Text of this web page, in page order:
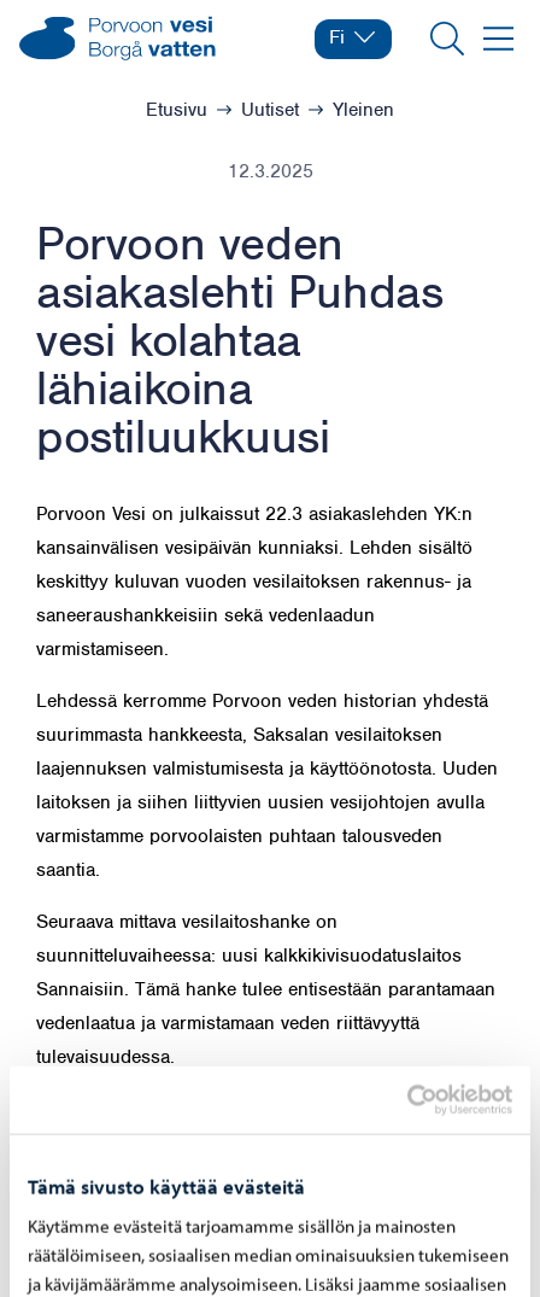
Tämä sivusto käyttää evästeitä
Käytämme evästeitä tarjoamamme sisällön ja mainosten
räätälöimiseen, sosiaalisen median ominaisuuksien tukemiseen
ja kävijämäärämme analysoimiseen. Lisäksi jaamme sosiaalisen
Siirry sisältöön Porvoon vesi – Siirry kotisivulle
Vaihda kieltä
Nykyinen kieli: Suomi
Fi
Hae
Etusivu Uutiset Yleinen
12.3.2025
Porvoon veden
asiakaslehti Puhdas
vesi kolahtaa
lähiaikoina
postiluukkuusi
Porvoon Vesi on julkaissut 22.3 asiakaslehden YK:n
kansainvälisen vesipäivän kunniaksi. Lehden sisältö
keskittyy kuluvan vuoden vesilaitoksen rakennus- ja
saneeraushankkeisiin sekä vedenlaadun
varmistamiseen.
Lehdessä kerromme Porvoon veden historian yhdestä
suurimmasta hankkeesta, Saksalan vesilaitoksen
laajennuksen valmistumisesta ja käyttöönotosta. Uuden
laitoksen ja siihen liittyvien uusien vesijohtojen avulla
varmistamme porvoolaisten puhtaan talousveden
saantia.
Seuraava mittava vesilaitoshanke on
suunnitteluvaiheessa: uusi kalkkikivisuodatuslaitos
Sannaisiin. Tämä hanke tulee entisestään parantamaan
vedenlaatua ja varmistamaan veden riittävyyttä
tulevaisuudessa.
Asiakaslehdessä annetaan myös tietoa etäluettavista
niiden tilasta ja suojelusta.
Lehdestä löydät myös taulukon, jossa kerromme
Porvoon hanaveden tärkeimmät laatuominaisuudet sekä